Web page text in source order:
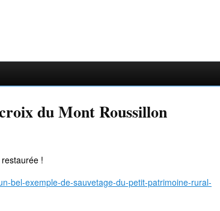
du Mont Roussillon
!
bel-exemple-de-sauvetage-du-petit-patrimoine-rural-